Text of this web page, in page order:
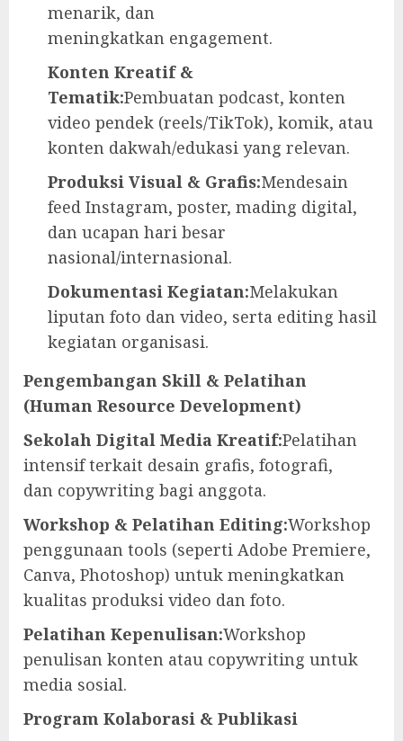
menarik, dan
meningkatkan engagement.
Konten Kreatif &
Tematik:Pembuatan podcast, konten
video pendek (reels/TikTok), komik, atau
konten dakwah/edukasi yang relevan.
Produksi Visual & Grafis:Mendesain
feed Instagram, poster, mading digital,
dan ucapan hari besar
nasional/internasional.
Dokumentasi Kegiatan:Melakukan
liputan foto dan video, serta editing hasil
kegiatan organisasi.
Pengembangan Skill & Pelatihan
(Human Resource Development)
Sekolah Digital Media Kreatif:Pelatihan
intensif terkait desain grafis, fotografi,
dan copywriting bagi anggota.
Workshop & Pelatihan Editing:Workshop
penggunaan tools (seperti Adobe Premiere,
Canva, Photoshop) untuk meningkatkan
kualitas produksi video dan foto.
Pelatihan Kepenulisan:Workshop
penulisan konten atau copywriting untuk
media sosial.
Program Kolaborasi & Publikasi